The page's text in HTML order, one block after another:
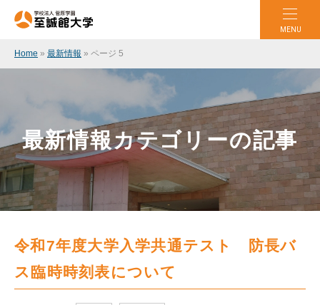
MENU
Home » 最新情報 » ページ 5
最新情報カテゴリーの記事
令和7年度大学入学共通テスト 防長バ
ス臨時時刻表について